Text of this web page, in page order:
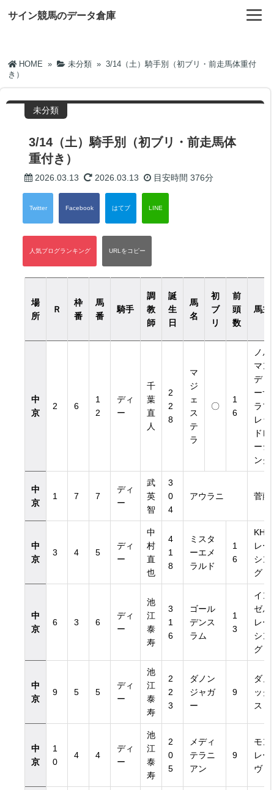
サイン競馬のデータ倉庫
HOME » 未分類 » 3/14（土）騎手別（初ブリ・前走馬体重付
き）
未分類
3/14（土）騎手別（初ブリ・前走馬体
重付き）
2026.03.13 2026.03.13 目安時間 376分
場
所
Ｒ
枠
番
馬
番
騎手
調
教
師
誕
生
日
馬
名
初
ブ
リ
前
頭
数
馬主
中
京
2 6
1
2
ディ
ー
千
葉
直
人
2
2
8
マ
ジ
ェ
ス
テ
ラ
〇
1
6
ノル
マン
ディ
ーサ
ラブ
レッ
ドレ
ーシ
ング
中
京
1 7 7
ディ
ー
武
英
智
3
0
4
アウラニ 菅藤
中
京
3 4 5
ディ
ー
中
村
直
也
4
1
8
ミスタ
ーエメ
ラルド
1
6
KH
レー
シン
グ
中
京
6 3 6
ディ
ー
池
江
泰
寿
3
1
6
ゴール
デンス
ラム
1
3
イン
ゼル
レー
シン
グ
中
京
9 5 5
ディ
ー
池
江
泰
寿
2
2
3
ダノン
ジャガ
ー
9
ダノ
ック
ス
中
京
1
0
4 4
ディ
ー
池
江
泰
寿
2
0
5
メディ
テラニ
アン
9
モン
レー
ヴ